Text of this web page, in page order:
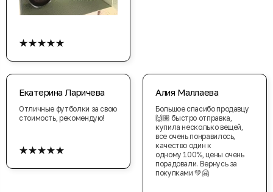
★★★★★
Екатерина Ларичева
Отличные футболки за свою
стоимость, рекомендую!
★★★★★
Алия Маллаева
Большое спасибо продавцу
🙌🏽 быстро отправка,
купила несколько вещей,
все очень понравилось,
качество один к
одному 100%, цены очень
порадовали. Вернусь за
покупками 💚🤗